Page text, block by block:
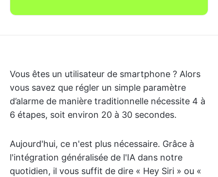
Vous êtes un utilisateur de smartphone ? Alors
vous savez que régler un simple paramètre
d’alarme de manière traditionnelle nécessite 4 à
6 étapes, soit environ 20 à 30 secondes.
Aujourd'hui, ce n'est plus nécessaire. Grâce à
l'intégration généralisée de l'IA dans notre
quotidien, il vous suffit de dire « Hey Siri » ou «